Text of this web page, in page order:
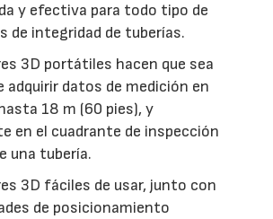
y efectiva para todo tipo de
de integridad de tuberías.
3D portátiles hacen que sea
adquirir datos de medición en
18 m (60 pies), y
en el cuadrante de inspección
una tubería.
3D fáciles de usar, junto con
de posicionamiento